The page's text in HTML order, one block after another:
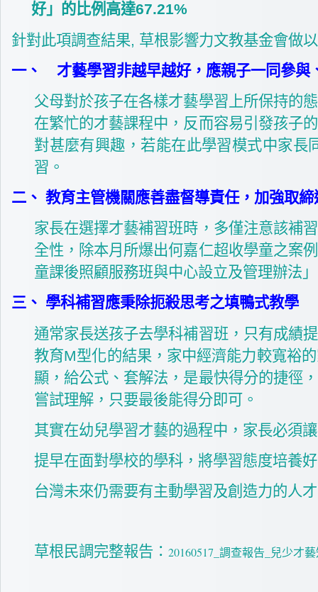
好」的比例高達67.21%
針對此項調查結果, 草根影響力文教基金會做
一、
才藝學習非越早越好，應親子一同參與
父母對於孩子在各樣才藝學習上所保持的
在繁忙的才藝課程中，反而容易引發孩子
對甚麼有興趣，若能在此學習模式中家長
習。
二、 教育主管機關應善盡督導責任，加強取締
家長在選擇才藝補習班時，多僅注意該補
全性，除本月所爆出何嘉仁超收學童之案
童課後照顧服務班與中心設立及管理辦法
三、 學科補習應秉除扼殺思考之填鴨式教學
通常家長送孩子去學科補習班，只有成績
教育M型化的結果，家中經濟能力較寬裕
顯，給公式、套解法，是最快得分的捷徑
嘗試理解，只要最後能得分即可。
其實在幼兒學習才藝的過程中，家長必須
提早在面對學校的學科，將學習態度培養
台灣未來仍需要有主動學習及創造力的人
草根民調完整報告：20160517_調查報告_兒少才